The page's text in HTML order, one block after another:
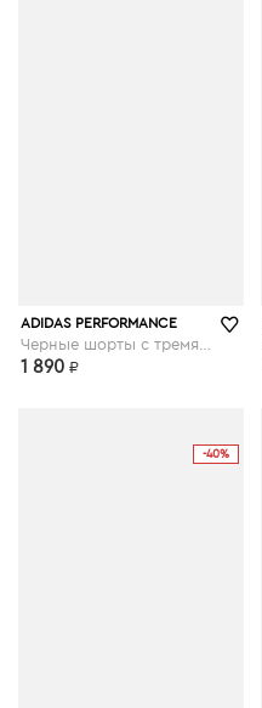
asos.com
ADIDAS PERFORMANCE
1 890 ₽
-40%